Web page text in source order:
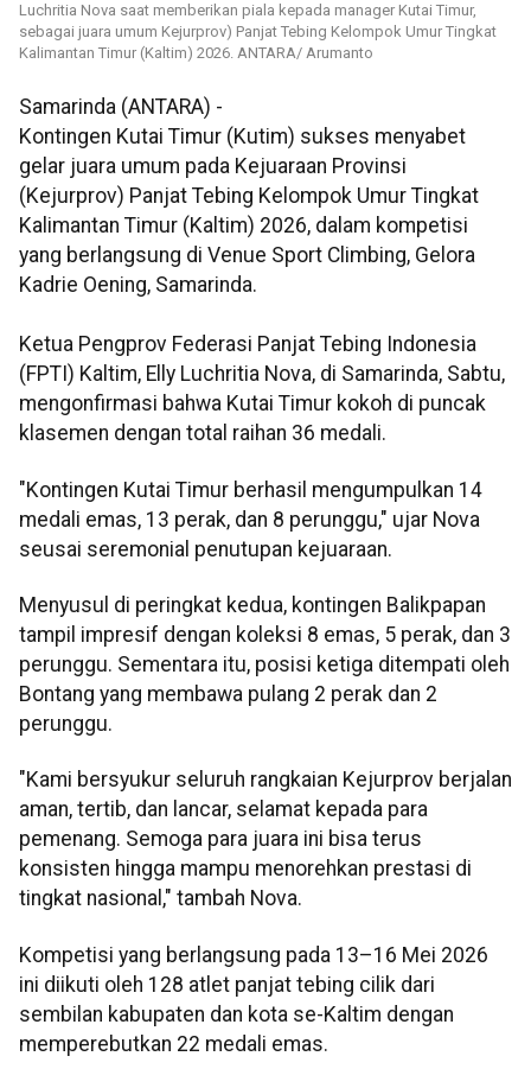
Luchritia Nova saat memberikan piala kepada manager Kutai Timur,
sebagai juara umum Kejurprov) Panjat Tebing Kelompok Umur Tingkat
Kalimantan Timur (Kaltim) 2026. ANTARA/ Arumanto
Samarinda (ANTARA) -
Kontingen Kutai Timur (Kutim) sukses menyabet
gelar juara umum pada Kejuaraan Provinsi
(Kejurprov) Panjat Tebing Kelompok Umur Tingkat
Kalimantan Timur (Kaltim) 2026, dalam kompetisi
yang berlangsung di Venue Sport Climbing, Gelora
Kadrie Oening, Samarinda.
Ketua Pengprov Federasi Panjat Tebing Indonesia
(FPTI) Kaltim, Elly Luchritia Nova, di Samarinda, Sabtu,
mengonfirmasi bahwa Kutai Timur kokoh di puncak
klasemen dengan total raihan 36 medali.
"Kontingen Kutai Timur berhasil mengumpulkan 14
medali emas, 13 perak, dan 8 perunggu," ujar Nova
seusai seremonial penutupan kejuaraan.
Menyusul di peringkat kedua, kontingen Balikpapan
tampil impresif dengan koleksi 8 emas, 5 perak, dan 3
perunggu. Sementara itu, posisi ketiga ditempati oleh
Bontang yang membawa pulang 2 perak dan 2
perunggu.
"Kami bersyukur seluruh rangkaian Kejurprov berjalan
aman, tertib, dan lancar, selamat kepada para
pemenang. Semoga para juara ini bisa terus
konsisten hingga mampu menorehkan prestasi di
tingkat nasional," tambah Nova.
Kompetisi yang berlangsung pada 13–16 Mei 2026
ini diikuti oleh 128 atlet panjat tebing cilik dari
sembilan kabupaten dan kota se-Kaltim dengan
memperebutkan 22 medali emas.